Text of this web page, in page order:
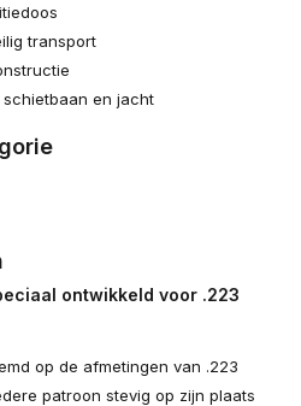
transport
en jacht
ontwikkeld voor .223
op de afmetingen van .223
patroon stevig op zijn plaats